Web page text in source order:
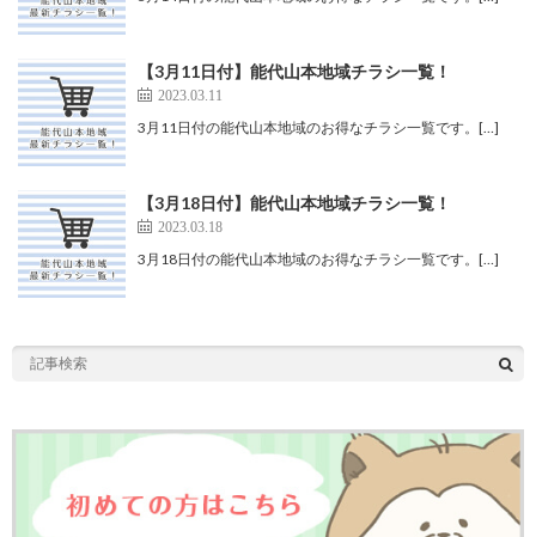
【3月11日付】能代山本地域チラシ一覧！
2023.03.11
3月11日付の能代山本地域のお得なチラシ一覧です。[…]
【3月18日付】能代山本地域チラシ一覧！
2023.03.18
3月18日付の能代山本地域のお得なチラシ一覧です。[…]